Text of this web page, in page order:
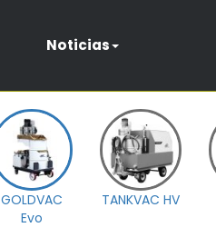
Noticias
GOLDVAC
Evo
TANKVAC HV